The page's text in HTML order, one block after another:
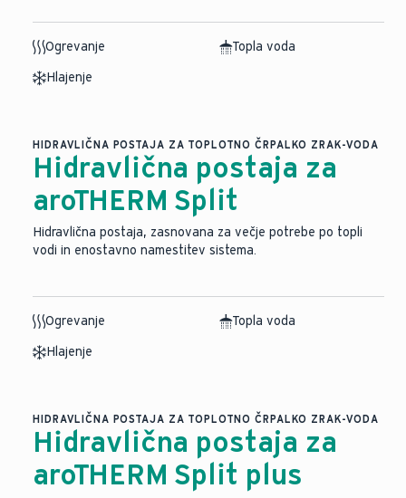
Ogrevanje
Topla voda
Hlajenje
HIDRAVLIČNA POSTAJA ZA TOPLOTNO ČRPALKO ZRAK-VODA
Hidravlična postaja za
aroTHERM Split
Hidravlična postaja, zasnovana za večje potrebe po topli
vodi in enostavno namestitev sistema.
Ogrevanje
Topla voda
Hlajenje
HIDRAVLIČNA POSTAJA ZA TOPLOTNO ČRPALKO ZRAK-VODA
Hidravlična postaja za
aroTHERM Split plus